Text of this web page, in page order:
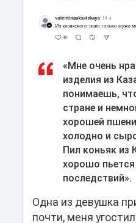
«Мне очень
изделия из
понимаешь,
стране и
хорошей
холодно и
Пил коньяк из
хорошо пьется
последствий».
Одна из девушка
почти, меня